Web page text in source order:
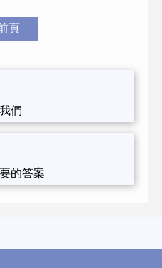
頁
們
的答案